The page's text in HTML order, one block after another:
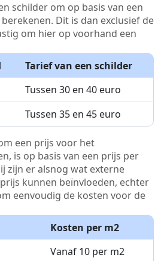
schilder om op basis van een
Dit is dan exclusief de
om hier op voorhand een
Tarief van een schilder
Tussen 30 en 40 euro
Tussen 35 en 45 euro
een prijs voor het
is op basis van een prijs per
zijn er alsnog wat externe
kunnen beïnvloeden, echter
eenvoudig de kosten voor de
Kosten per m2
Vanaf 10 per m2